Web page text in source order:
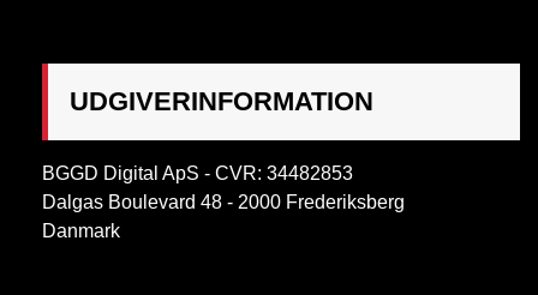
UDGIVERINFORMATION
BGGD Digital ApS - CVR: 34482853
Dalgas Boulevard 48 - 2000 Frederiksberg
Danmark